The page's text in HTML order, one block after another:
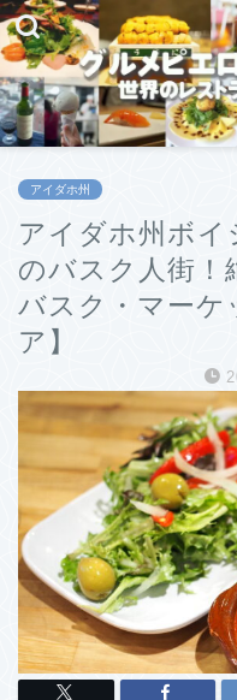
アイダホ州
アイダホ州ボイ
のバスク人街！
バスク・マーケ
ア】